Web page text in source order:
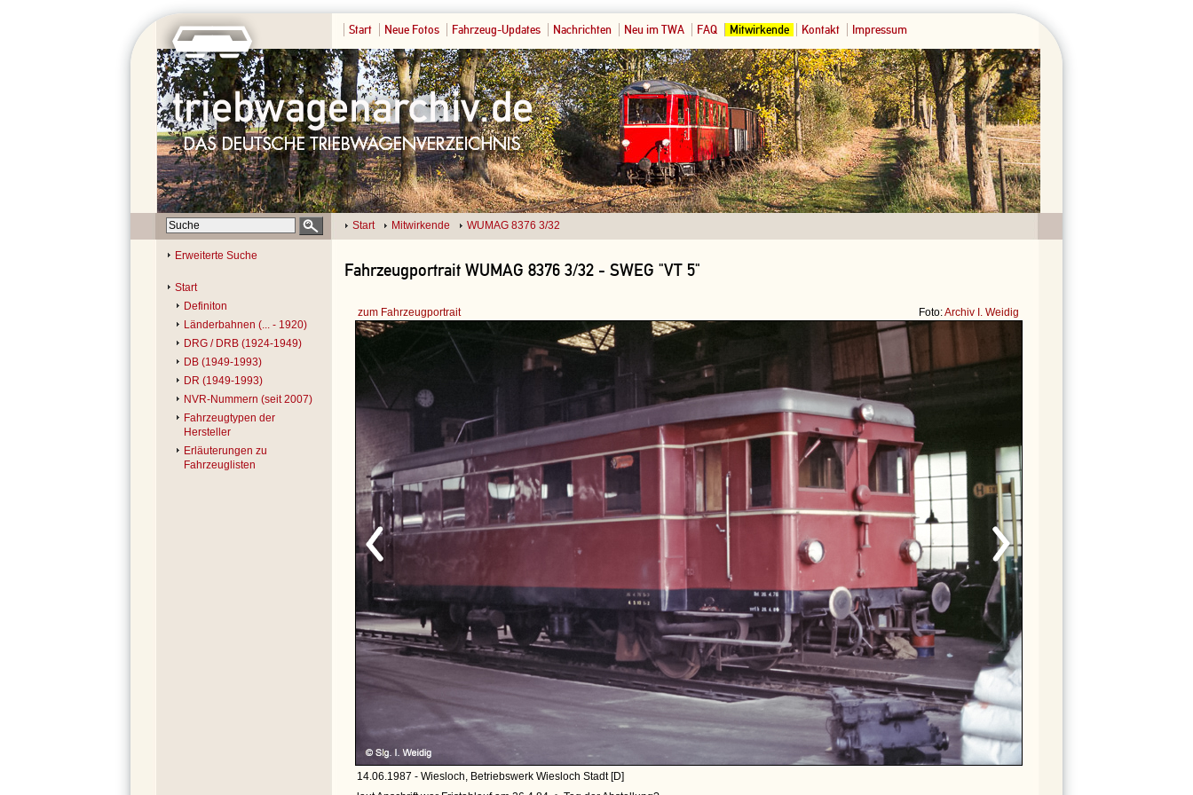
Start Neue Fotos Fahrzeug-Updates Nachrichten Neu im TWA FAQ Mitwirkende Kontakt Impressum
Start Mitwirkende WUMAG 8376 3/32
Erweiterte Suche
Start
Definiton
Länderbahnen (... - 1920)
DRG / DRB (1924-1949)
DB (1949-1993)
DR (1949-1993)
NVR-Nummern (seit 2007)
Fahrzeugtypen der
Hersteller
Erläuterungen zu
Fahrzeuglisten
Fahrzeugportrait WUMAG 8376 3/32 - SWEG "VT 5"
zum Fahrzeugportrait Foto:Archiv I. Weidig
14.06.1987 - Wiesloch, Betriebswerk Wiesloch Stadt [D]